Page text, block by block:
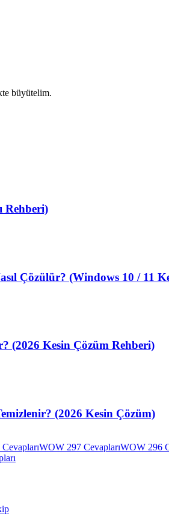
büyütelim.
Rehberi)
Çözülür? (Windows 10 / 11
(2026 Kesin Çözüm Rehberi)
(2026 Kesin Çözüm)
WOW 297 CevaplarıWOW 296